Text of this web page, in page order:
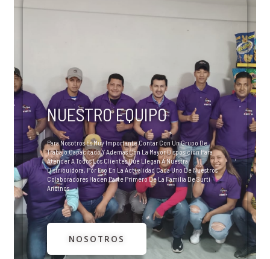
NUESTRO EQUIPO
Para Nosotros Es Muy Importante Contar Con Un Grupo De
Trabajo Capacitado Y Además Con La Mayor Disposición Para
Atender A Todos Los Clientes Que Llegan A Nuestra
Distribuidora, Por Eso En La Actualidad Cada Uno De Nuestros
Colaboradores Hacen Parte Primero De La Familia De Surti
Andinos
NOSOTROS